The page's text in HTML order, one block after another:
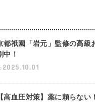
都祇園「岩元」監修の高級
中！
2025.10.01
【高血圧対策】薬に頼らない